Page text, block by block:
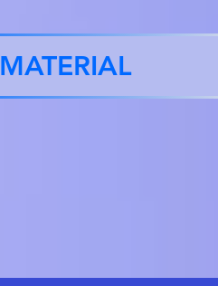
MATERIAL